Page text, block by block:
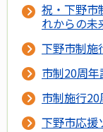
祝・下野市
れからの未
下野市制施
市制20周年
市制施行
下野市応援